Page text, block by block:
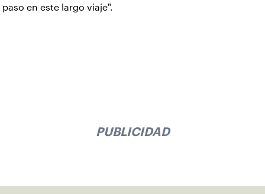
paso en este largo viaje".
PUBLICIDAD